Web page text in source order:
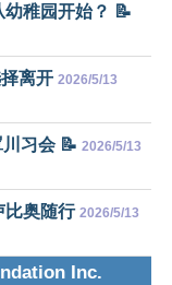
稚园开始？ 📝
离开 2026/5/13
习会 📝 2026/5/13
比奥随行 2026/5/13
Inc.